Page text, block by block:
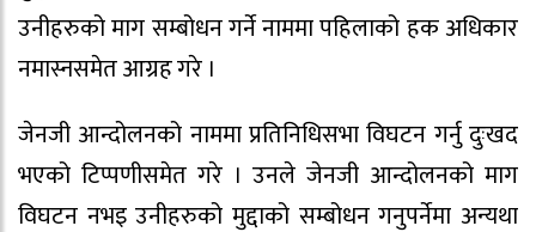
उनीहरुको माग सम्बोधन गर्ने नाममा पहिलाको हक अधिकार
नमास्नसमेत आग्रह गरे ।
जेनजी आन्दोलनको नाममा प्रतिनिधिसभा विघटन गर्नु दुःखद
भएको टिप्पणीसमेत गरे । उनले जेनजी आन्दोलनको माग
विघटन नभइ उनीहरुको मुद्दाको सम्बोधन गनुपर्नेमा अन्यथा